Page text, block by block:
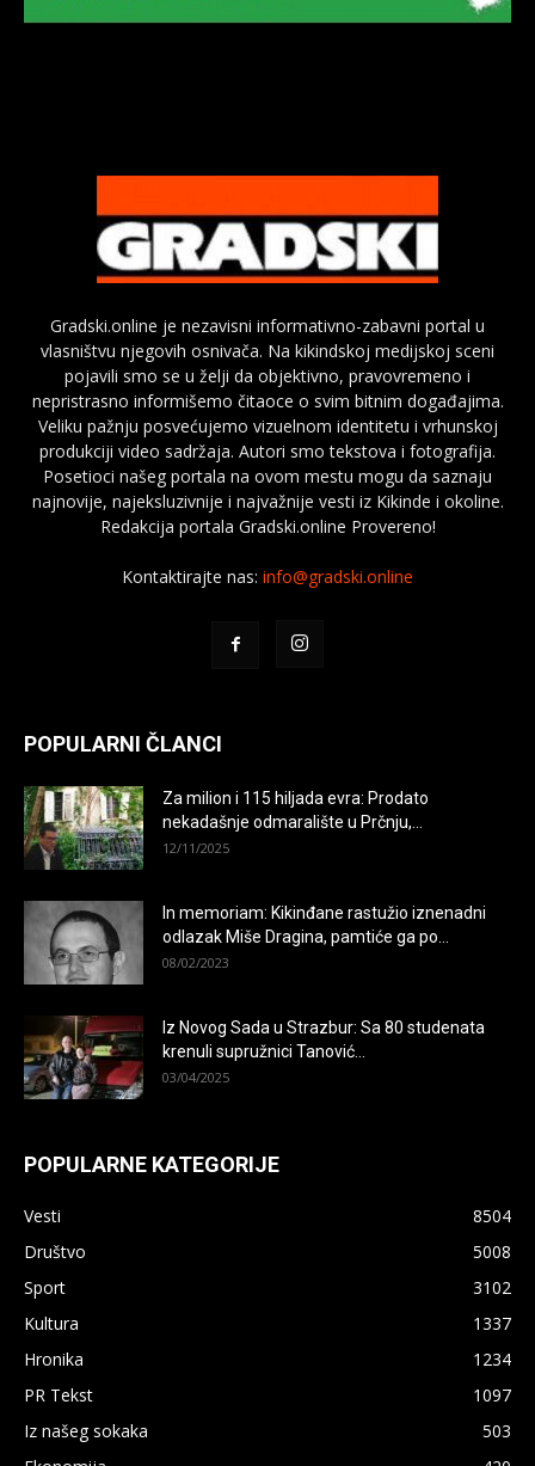
Gradski.online je nezavisni informativno-zabavni portal u
vlasništvu njegovih osnivača. Na kikindskoj medijskoj sceni
pojavili smo se u želji da objektivno, pravovremeno i
nepristrasno informišemo čitaoce o svim bitnim događajima.
Veliku pažnju posvećujemo vizuelnom identitetu i vrhunskoj
produkciji video sadržaja. Autori smo tekstova i fotografija.
Posetioci našeg portala na ovom mestu mogu da saznaju
najnovije, najeksluzivnije i najvažnije vesti iz Kikinde i okoline.
Redakcija portala Gradski.online Provereno!
Kontaktirajte nas: info@gradski.online
POPULARNI ČLANCI
Za milion i 115 hiljada evra: Prodato
nekadašnje odmaralište u Prčnju,...
12/11/2025
In memoriam: Kikinđane rastužio iznenadni
odlazak Miše Dragina, pamtiće ga po...
08/02/2023
Iz Novog Sada u Strazbur: Sa 80 studenata
krenuli supružnici Tanović...
03/04/2025
POPULARNE KATEGORIJE
Vesti
8504
Društvo
5008
Sport
3102
Kultura
1337
Hronika
1234
PR Tekst
1097
Iz našeg sokaka
503